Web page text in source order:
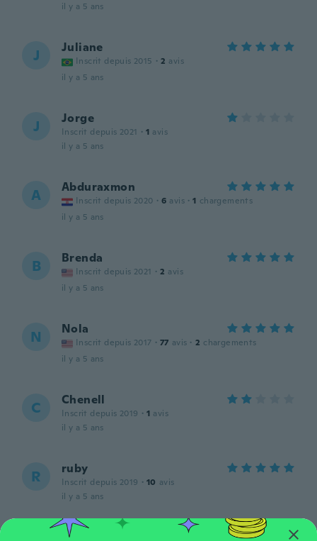
il y a 5 ans
J Juliane
Inscrit depuis 2015 · 2 avis
il y a 5 ans
J Jorge
Inscrit depuis 2021 · 1 avis
il y a 5 ans
A Abduraxmon
Inscrit depuis 2020 · 6 avis · 1 chargements
il y a 5 ans
B Brenda
Inscrit depuis 2021 · 2 avis
il y a 5 ans
N Nola
Inscrit depuis 2017 · 77 avis · 2 chargements
il y a 5 ans
C Chenell
Inscrit depuis 2019 · 1 avis
il y a 5 ans
R ruby
Inscrit depuis 2019 · 10 avis
il y a 5 ans
Michael